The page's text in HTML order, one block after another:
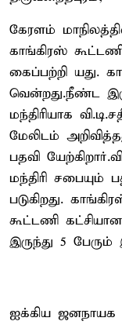
கேரளம்
காங்கிரஸ்
கைப்பற்றி யது.
வென்றது.நீண்ட
மந்திரியாக
மேலிடம்
பதவி
மந்திரி சபையும்
படுகிறது.
கூட்டணி
இருந்து 5 பேரும்
ஐக்கிய